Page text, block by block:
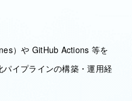
）や GitHub Actions 等を
イプラインの構築・運用経